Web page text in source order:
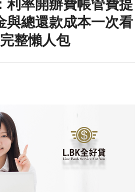
利率開辦費帳管費提
與總還款成本一次看
整懶人包